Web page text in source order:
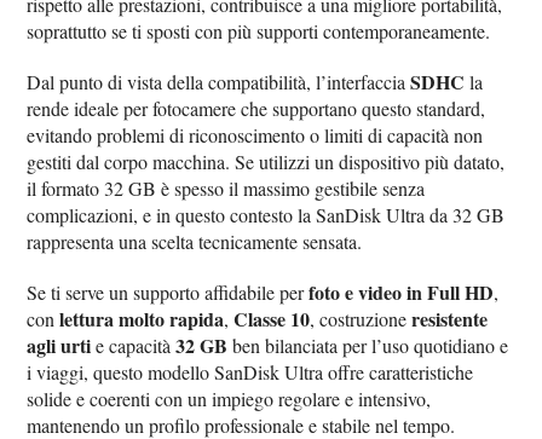
soprattutto se ti sposti con più supporti contemporaneamente.
Dal punto di vista della compatibilità, l’interfacciaSDHC la
rende ideale per fotocamere che supportano questo standard,
evitando problemi di riconoscimento o limiti di capacità non
gestiti dal corpo macchina. Se utilizzi un dispositivo più datato,
il formato 32 GB è spesso il massimo gestibile senza
complicazioni, e in questo contesto la SanDisk Ultra da 32 GB
rappresenta una scelta tecnicamente sensata.
Se ti serve un supporto affidabile perfoto e video in Full HD,
conlettura molto rapida,Classe 10, costruzioneresistente
agli urtie capacità32 GB ben bilanciata per l’uso quotidiano e
i viaggi, questo modello SanDisk Ultra offre caratteristiche
solide e coerenti con un impiego regolare e intensivo,
mantenendo un profilo professionale e stabile nel tempo.